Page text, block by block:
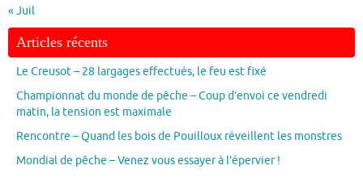
« Juil
Articles récents
Le Creusot – 28 largages effectués, le feu est fixé
Championnat du monde de pêche – Coup d’envoi ce vendredi
matin, la tension est maximale
Rencontre – Quand les bois de Pouilloux réveillent les monstres
Mondial de pêche – Venez vous essayer à l’épervier !